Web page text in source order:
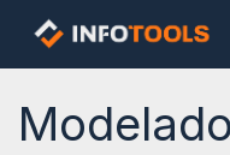
Ir al contenido